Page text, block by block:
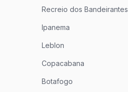
Recreio dos Bandeirantes
Ipanema
Leblon
Copacabana
Botafogo